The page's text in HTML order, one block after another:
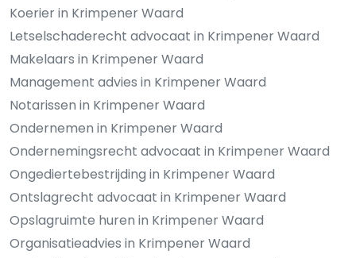
Koerier in Krimpener Waard
Letselschaderecht advocaat in Krimpener Waard
Makelaars in Krimpener Waard
Management advies in Krimpener Waard
Notarissen in Krimpener Waard
Ondernemen in Krimpener Waard
Ondernemingsrecht advocaat in Krimpener Waard
Ongediertebestrijding in Krimpener Waard
Ontslagrecht advocaat in Krimpener Waard
Opslagruimte huren in Krimpener Waard
Organisatieadvies in Krimpener Waard